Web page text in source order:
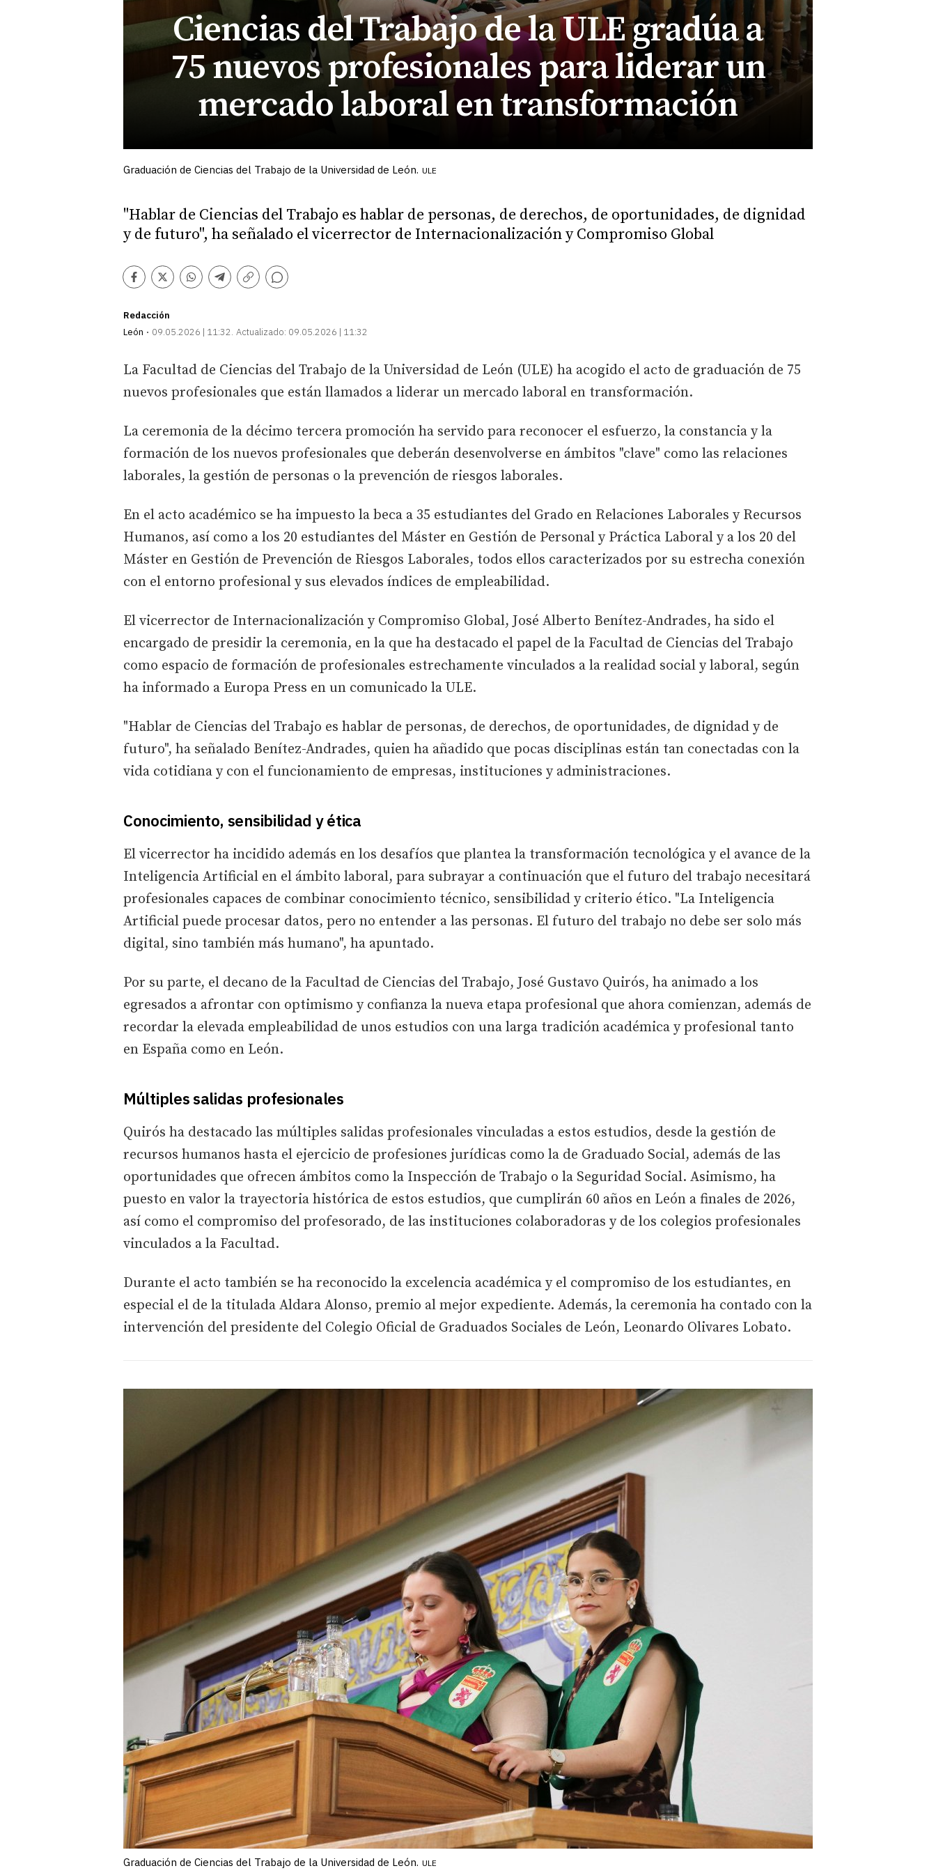
Ciencias del Trabajo de la ULE gradúa a
75 nuevos profesionales para liderar un
mercado laboral en transformación
Graduación de Ciencias del Trabajo de la Universidad de León. ULE
"Hablar de Ciencias del Trabajo es hablar de personas, de derechos, de oportunidades, de dignidad
y de futuro", ha señalado el vicerrector de Internacionalización y Compromiso Global
Facebook
TwitterWhatsapp
Telegram
Copiar
Comentarios
Redacción
León
09.05.2026 | 11:32 Actualizado: 09.05.2026 | 11:32
La Facultad de Ciencias del Trabajo de la Universidad de León (ULE) ha acogido el acto de graduación de 75
nuevos profesionales que están llamados a liderar un mercado laboral en transformación.
La ceremonia de la décimo tercera promoción ha servido para reconocer el esfuerzo, la constancia y la
formación de los nuevos profesionales que deberán desenvolverse en ámbitos "clave" como las relaciones
laborales, la gestión de personas o la prevención de riesgos laborales.
En el acto académico se ha impuesto la beca a 35 estudiantes del Grado en Relaciones Laborales y Recursos
Humanos, así como a los 20 estudiantes del Máster en Gestión de Personal y Práctica Laboral y a los 20 del
Máster en Gestión de Prevención de Riesgos Laborales, todos ellos caracterizados por su estrecha conexión
con el entorno profesional y sus elevados índices de empleabilidad.
El vicerrector de Internacionalización y Compromiso Global, José Alberto Benítez-Andrades, ha sido el
encargado de presidir la ceremonia, en la que ha destacado el papel de la Facultad de Ciencias del Trabajo
como espacio de formación de profesionales estrechamente vinculados a la realidad social y laboral, según
ha informado a Europa Press en un comunicado la ULE.
"Hablar de Ciencias del Trabajo es hablar de personas, de derechos, de oportunidades, de dignidad y de
futuro", ha señalado Benítez-Andrades, quien ha añadido que pocas disciplinas están tan conectadas con la
vida cotidiana y con el funcionamiento de empresas, instituciones y administraciones.
Conocimiento, sensibilidad y ética
El vicerrector ha incidido además en los desafíos que plantea la transformación tecnológica y el avance de la
Inteligencia Artificial en el ámbito laboral, para subrayar a continuación que el futuro del trabajo necesitará
profesionales capaces de combinar conocimiento técnico, sensibilidad y criterio ético. "La Inteligencia
Artificial puede procesar datos, pero no entender a las personas. El futuro del trabajo no debe ser solo más
digital, sino también más humano", ha apuntado.
Por su parte, el decano de la Facultad de Ciencias del Trabajo, José Gustavo Quirós, ha animado a los
egresados a afrontar con optimismo y confianza la nueva etapa profesional que ahora comienzan, además de
recordar la elevada empleabilidad de unos estudios con una larga tradición académica y profesional tanto
en España como en León.
Múltiples salidas profesionales
Quirós ha destacado las múltiples salidas profesionales vinculadas a estos estudios, desde la gestión de
recursos humanos hasta el ejercicio de profesiones jurídicas como la de Graduado Social, además de las
oportunidades que ofrecen ámbitos como la Inspección de Trabajo o la Seguridad Social. Asimismo, ha
puesto en valor la trayectoria histórica de estos estudios, que cumplirán 60 años en León a finales de 2026,
así como el compromiso del profesorado, de las instituciones colaboradoras y de los colegios profesionales
vinculados a la Facultad.
Durante el acto también se ha reconocido la excelencia académica y el compromiso de los estudiantes, en
especial el de la titulada Aldara Alonso, premio al mejor expediente. Además, la ceremonia ha contado con la
intervención del presidente del Colegio Oficial de Graduados Sociales de León, Leonardo Olivares Lobato.
Graduación de Ciencias del Trabajo de la Universidad de León. ULE